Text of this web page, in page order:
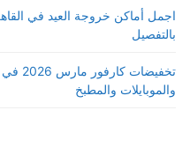
بالتفصيل
والموبايلات والمطبخ